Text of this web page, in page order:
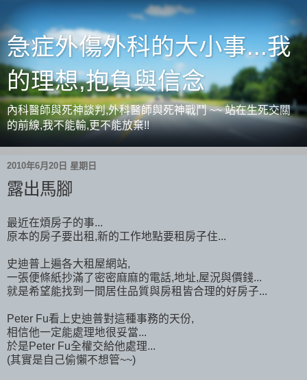
急症外傷外科的大小事...我
的理想,抱負與信念
內科醫師與死神談判,外科醫師與死神戰鬥 ~~ 站在生死交關
的前線,我不能輸,更不能放棄!!
2010年6月20日 星期日
露出馬腳
最近在煩房子的事...
原本的房子要出租,新的工作地點要租房子住...
史迪普上遍各大租屋網站,
一張便條紙抄滿了密密麻麻的電話,地址,屋況與價錢...
就是希望能找到一間居住品質與房租皆合理的好房子...
Peter Fu看上史迪普對這種事務的天份,
相信他一定能處理地很妥當...
於是Peter Fu全權交給他處理...
(其實是自己偷懶不想管~~)